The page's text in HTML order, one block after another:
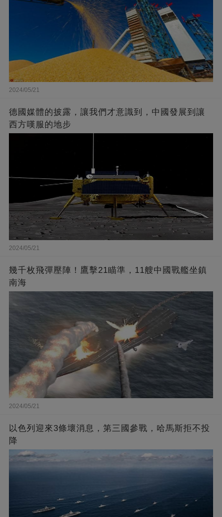
2024/05/21
德國媒體的披露，讓我們才意識到，中國發展到讓
西方嘆服的地步
2024/05/21
幾千枚飛彈壓陣！鷹擊21瞄準，11艘中國戰艦坐鎮
南海
2024/05/21
以色列迎來3條壞消息，第三國參戰，哈馬斯拒不投
降